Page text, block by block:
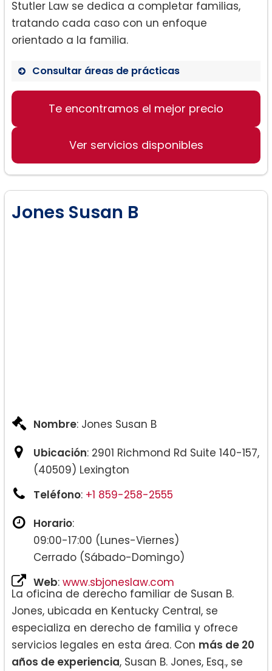
Stutler Law se dedica a completar familias,
tratando cada caso con un enfoque
orientado a la familia.
Consultar áreas de prácticas
Divorcio
Adopción
Te encontramos el mejor precio
Ver servicios disponibles
Jones Susan B
Nombre: Jones Susan B
Ubicación: 2901 Richmond Rd Suite 140-157,
(40509) Lexington
Teléfono: +1 859-258-2555
Horario:
09:00-17:00 (Lunes-Viernes)
Cerrado (Sábado-Domingo)
Web: www.sbjoneslaw.com
La oficina de derecho familiar de Susan B.
Jones, ubicada en Kentucky Central, se
especializa en derecho de familia y ofrece
servicios legales en esta área. Con más de 20
años de experiencia, Susan B. Jones, Esq., se